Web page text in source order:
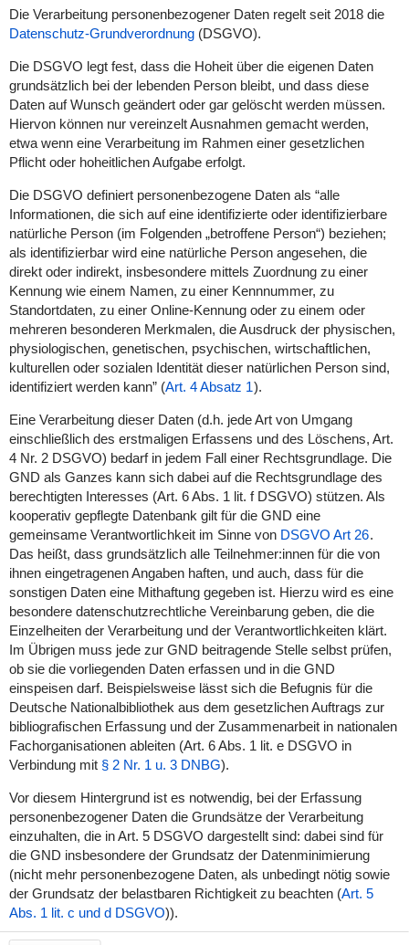
Die Verarbeitung personenbezogener Daten regelt seit 2018 die
Datenschutz-Grundverordnung (DSGVO).
Die DSGVO legt fest, dass die Hoheit über die eigenen Daten
grundsätzlich bei der lebenden Person bleibt, und dass diese
Daten auf Wunsch geändert oder gar gelöscht werden müssen.
Hiervon können nur vereinzelt Ausnahmen gemacht werden,
etwa wenn eine Verarbeitung im Rahmen einer gesetzlichen
Pflicht oder hoheitlichen Aufgabe erfolgt.
Die DSGVO definiert personenbezogene Daten als “alle
Informationen, die sich auf eine identifizierte oder identifizierbare
natürliche Person (im Folgenden „betroffene Person“) beziehen;
als identifizierbar wird eine natürliche Person angesehen, die
direkt oder indirekt, insbesondere mittels Zuordnung zu einer
Kennung wie einem Namen, zu einer Kennnummer, zu
Standortdaten, zu einer Online-Kennung oder zu einem oder
mehreren besonderen Merkmalen, die Ausdruck der physischen,
physiologischen, genetischen, psychischen, wirtschaftlichen,
kulturellen oder sozialen Identität dieser natürlichen Person sind,
identifiziert werden kann” (Art. 4 Absatz 1).
Eine Verarbeitung dieser Daten (d.h. jede Art von Umgang
einschließlich des erstmaligen Erfassens und des Löschens, Art.
4 Nr. 2 DSGVO) bedarf in jedem Fall einer Rechtsgrundlage. Die
GND als Ganzes kann sich dabei auf die Rechtsgrundlage des
berechtigten Interesses (Art. 6 Abs. 1 lit. f DSGVO) stützen. Als
kooperativ gepflegte Datenbank gilt für die GND eine
gemeinsame Verantwortlichkeit im Sinne von DSGVO Art 26.
Das heißt, dass grundsätzlich alle Teilnehmer:innen für die von
ihnen eingetragenen Angaben haften, und auch, dass für die
sonstigen Daten eine Mithaftung gegeben ist. Hierzu wird es eine
besondere datenschutzrechtliche Vereinbarung geben, die die
Einzelheiten der Verarbeitung und der Verantwortlichkeiten klärt.
Im Übrigen muss jede zur GND beitragende Stelle selbst prüfen,
ob sie die vorliegenden Daten erfassen und in die GND
einspeisen darf. Beispielsweise lässt sich die Befugnis für die
Deutsche Nationalbibliothek aus dem gesetzlichen Auftrags zur
bibliografischen Erfassung und der Zusammenarbeit in nationalen
Fachorganisationen ableiten (Art. 6 Abs. 1 lit. e DSGVO in
Verbindung mit § 2 Nr. 1 u. 3 DNBG).
Vor diesem Hintergrund ist es notwendig, bei der Erfassung
personenbezogener Daten die Grundsätze der Verarbeitung
einzuhalten, die in Art. 5 DSGVO dargestellt sind: dabei sind für
die GND insbesondere der Grundsatz der Datenminimierung
(nicht mehr personenbezogene Daten, als unbedingt nötig sowie
der Grundsatz der belastbaren Richtigkeit zu beachten (Art. 5
Abs. 1 lit. c und d DSGVO)).